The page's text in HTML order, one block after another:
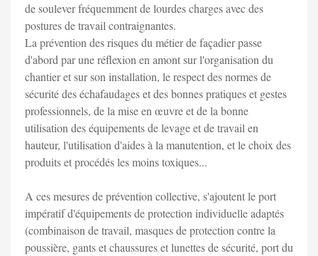
de soulever fréquemment de lourdes charges avec des
postures de travail contraignantes.
La prévention des risques du métier de façadier passe
d'abord par une réflexion en amont sur l'organisation du
chantier et sur son installation, le respect des normes de
sécurité des échafaudages et des bonnes pratiques et gestes
professionnels, de la mise en œuvre et de la bonne
utilisation des équipements de levage et de travail en
hauteur, l'utilisation d'aides à la manutention, et le choix des
produits et procédés les moins toxiques...
A ces mesures de prévention collective, s'ajoutent le port
impératif d'équipements de protection individuelle adaptés
(combinaison de travail, masques de protection contre la
poussière, gants et chaussures et lunettes de sécurité, port du